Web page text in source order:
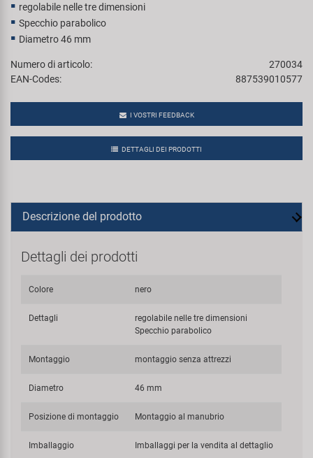
regolabile nelle tre dimensioni
Specchio parabolico
Diametro 46 mm
Numero di articolo:
270034
EAN-Codes:
887539010577
I VOSTRI FEEDBACK
DETTAGLI DEI PRODOTTI
Descrizione del prodotto
Dettagli dei prodotti
Colore nero
Dettagli
regolabile nelle tre dimensioni
Specchio parabolico
Montaggio montaggio senza attrezzi
Diametro 46 mm
Posizione di montaggio Montaggio al manubrio
Imballaggio Imballaggi per la vendita al dettaglio